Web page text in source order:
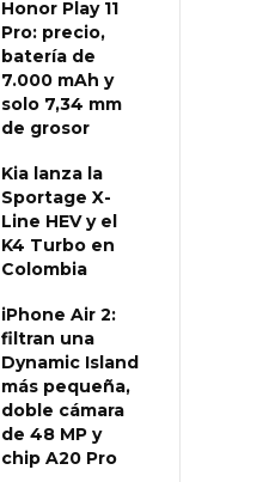
Honor Play 11
Pro: precio,
batería de
7.000 mAh y
solo 7,34 mm
de grosor
Kia lanza la
Sportage X-
Line HEV y el
K4 Turbo en
Colombia
iPhone Air 2:
filtran una
Dynamic Island
más pequeña,
doble cámara
de 48 MP y
chip A20 Pro